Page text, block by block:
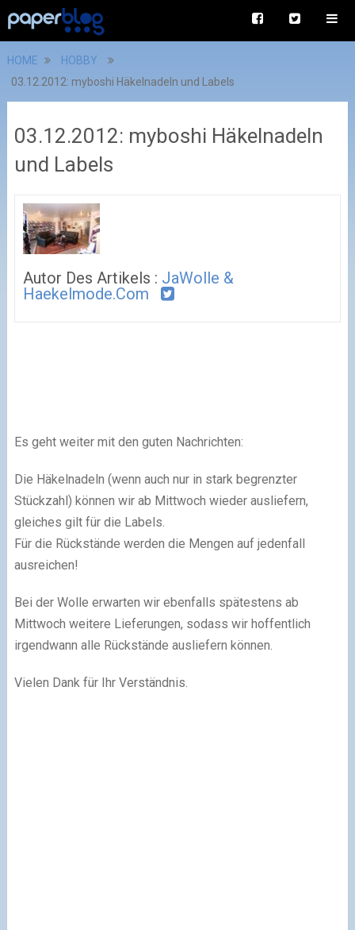
HOME
HOBBY
03.12.2012: myboshi Häkelnadeln und Labels
03.12.2012: myboshi Häkelnadeln
und Labels
Autor Des Artikels : JaWolle &
Haekelmode.com
Es geht weiter mit den guten Nachrichten:
Die Häkelnadeln (wenn auch nur in stark begrenzter
Stückzahl) können wir ab Mittwoch wieder ausliefern,
gleiches gilt für die Labels.
Für die Rückstände werden die Mengen auf jedenfall
ausreichen!
Bei der Wolle erwarten wir ebenfalls spätestens ab
Mittwoch weitere Lieferungen, sodass wir hoffentlich
irgendwann alle Rückstände ausliefern können.
Vielen Dank für Ihr Verständnis.